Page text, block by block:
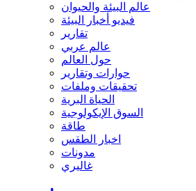
عالم البيئة والحيوان
فيديو أخبار البيئة
تقارير
عالم عربي
حول العالم
حوارات وتقارير
تحقيقات وملفات
الحياة البرية
السوق الإيكولوجية
طاقة
اخبار الطقس
مدونات
غاليري